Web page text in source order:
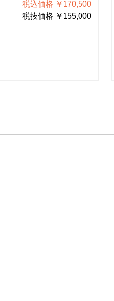
税込価格 ￥170,500
税抜価格 ￥155,000